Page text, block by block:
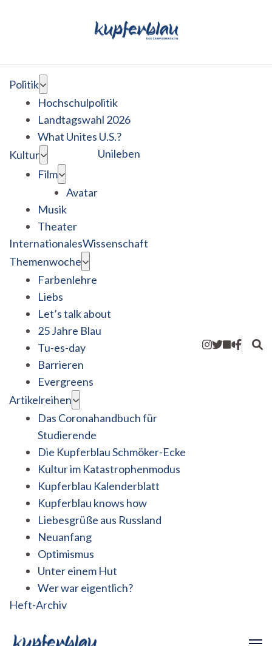
Politik
Hochschulpolitik
Landtagswahl 2026
What Unites U.S.?
Kultur
Film
Avatar
Musik
Theater
Unileben
InternationalesWissenschaft
Themenwoche
Farbenlehre
Liebs
Let’s talk about
25 Jahre Blau
Tu-es-day
Barrieren
Evergreens
Artikelreihen
Das Coronahandbuch für
Studierende
Die Kupferblau Schmöker-Ecke
Kultur im Katastrophenmodus
Kupferblau Kalenderblatt
Kupferblau knows how
Liebesgrüße aus Russland
Neuanfang
Optimismus
Unter einem Hut
Wer war eigentlich?
Heft-Archiv